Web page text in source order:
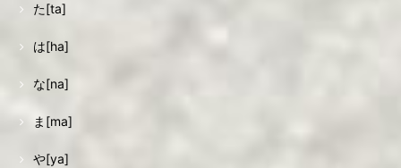
た[ta]
は[ha]
な[na]
ま[ma]
や[ya]